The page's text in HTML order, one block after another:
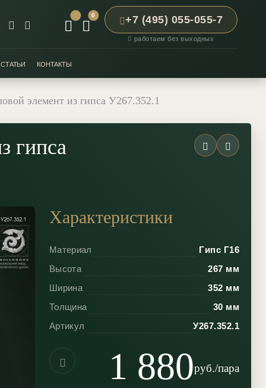
0 +7 (495) 055-055-7
работаем без выходных
СТАТЬИ КОНТАКТЫ
элемент из гипса У267.352.1
гипса
Характеристики
Материал
Гипс Г16
Высота
267 мм
Ширина
352 мм
Толщина
30 мм
Артикул
У267.352.1
1 880руб./пара